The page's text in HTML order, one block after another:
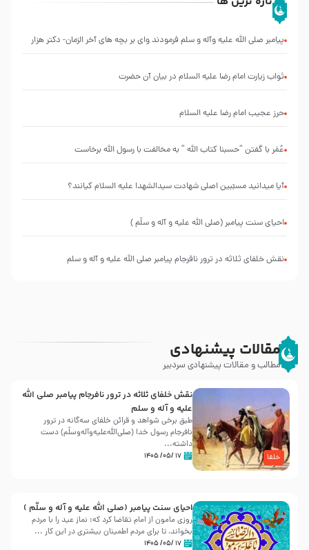
پیامبر صلی الله علیه وآله و سلم فرمودند وای بر بچه های آخر الزمان- دکتر هزار
ثواب زیارت امام رضا علیه السلام در بیان آن حضرت
حرز عجیب امام رضا علیه السلام
عُمَر با گفتن “حسبنا كتاب اللّه ” به مخالفت با رسول اللّه برخاست
آیا میدانید مسبّبین اصلی شهادت سیدالشهدا علیه ‌السلام کیانند؟
احیای سنت پیامبر (صلی الله علیه و آله و سلّم )
نقش خلفای ثلاثه در ترور نافرجام پیامبر صلی الله علیه و آله و سلم
مقالات پیشنهادی
مطالب و مقالات پیشنهادی سردبیر
خلفا
نقش خلفای ثلاثه در ترور نافرجام پیامبر صلی الله
علیه و آله و سلم
طبق برخی شواهد و قرائن خلفای سه‌گانه در ترور
نافرجام رسول خدا (صلی‌الله‌علیه‌و‌آله‌وسلّم) دست
داشته‌...
۱۷ /۰۵/ ۱۴۰۵
احیای سنت پیامبر (صلی الله علیه و آله و سلّم )
روزی مامون از امام تقاضا کرد که: نماز عید را با مردم
بخواند، تا برای مردم اطمینان بیشتری در این کار ...
۱۷ /۰۵/ ۱۴۰۵